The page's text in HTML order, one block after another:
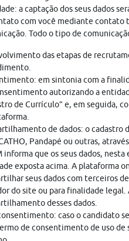
a captação dos seus dados
com você mediante contato
Todo o tipo de
das etapas de
em sintonia com a
autorizando a
de Currículo” e, em seguida,
de dados: o cadastro
Pandapé ou outras,
informa que os seus dados,
exposta acima. A plataforma
seus dados com terceiros
do site ou para finalidade
desses dados.
caso o candidato
de consentimento de uso de